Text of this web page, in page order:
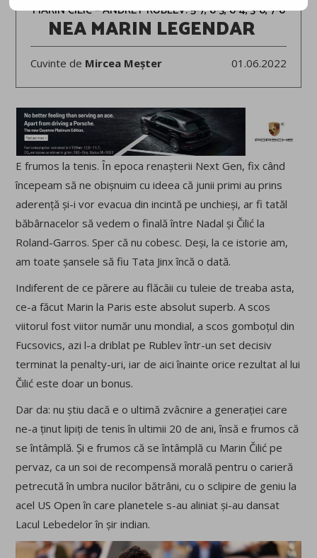
MARIN ČILIĆ – ANDREY RUBLEV: 5-7, 6-3, 6-4, 3-6, 7-6
NEA MARIN LEGENDAR
Cuvinte de Mircea Meșter 01.06.2022
E frumos la tenis. În epoca renașterii Next Gen, fix când
începeam să ne obișnuim cu ideea că junii primi au prins
aderență și-i vor evacua din incintă pe unchieși, ar fi tatăl
băbârnacelor să vedem o finală între Nadal și Čilić la
Roland-Garros. Sper că nu cobesc. Deși, la ce istorie am,
am toate șansele să fiu Tata Jinx încă o dată.
Indiferent de ce părere au flăcăii cu tuleie de treaba asta,
ce-a făcut Marin la Paris este absolut superb. A scos
viitorul fost viitor număr unu mondial, a scos gomboțul din
Fucsovics, azi l-a driblat pe Rublev într-un set decisiv
terminat la penalty-uri, iar de aici înainte orice rezultat al lui
Čilić este doar un bonus.
Dar da: nu știu dacă e o ultimă zvâcnire a generației care
ne-a ținut lipiți de tenis în ultimii 20 de ani, însă e frumos că
se întâmplă. Și e frumos că se întâmplă cu Marin Čilić pe
pervaz, ca un soi de recompensă morală pentru o carieră
petrecută în umbra nucilor bătrâni, cu o sclipire de geniu la
acel US Open în care planetele s-au aliniat și-au dansat
Lacul Lebedelor în șir indian.